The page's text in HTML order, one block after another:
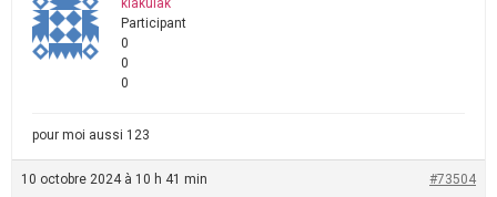
klakulak
Participant
0
0
0
pour moi aussi 123
10 octobre 2024 à 10 h 41 min #73504